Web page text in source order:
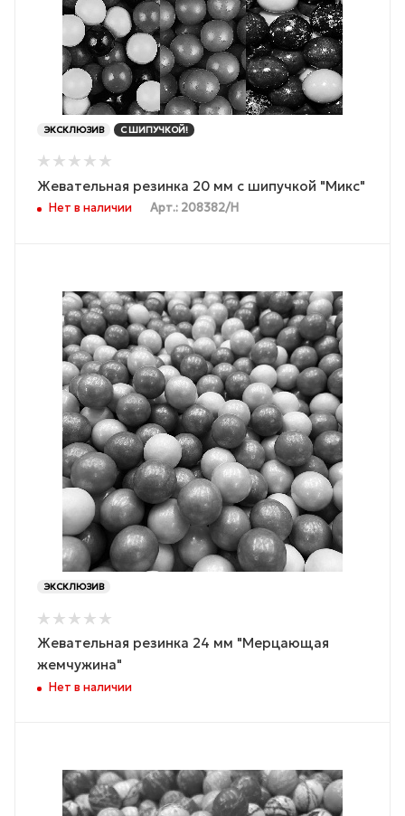
ЭКСКЛЮЗИВ С ШИПУЧКОЙ!
Жевательная резинка 20 мм с шипучкой "Микс"
Нет в наличии Арт.: 208382/Н
ЭКСКЛЮЗИВ
Жевательная резинка 24 мм "Мерцающая
жемчужина"
Нет в наличии